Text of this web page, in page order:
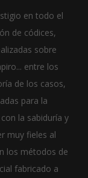
en todo el
de códices,
sobre
entre los
de los casos,
para la
la sabiduría y
muy fieles al
los métodos de
fabricado a